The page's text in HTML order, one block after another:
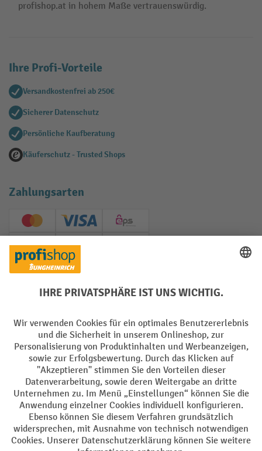
profishop.at in hohem Maße vertrauenswürdig.
Ihre Profi-Vorteile
Versandkostenfrei ab 250€
Sicherer Datenschutz
Persönliche Kaufberatung
Käuferschutz - Trusted Shops
Zahlungsarten
Creditcard (Master)Creditcard (Visa)
EPS
PayPal
Soziale Netzwerke
Impressum Datenschutz
Barrierefreiheit Privacy Settings
Alle Preise exkl. gesetzl. Mehrwertsteuer zzgl.Versandkostenund ggf.
Nachnahmegebühren, wenn nicht anders angegeben.